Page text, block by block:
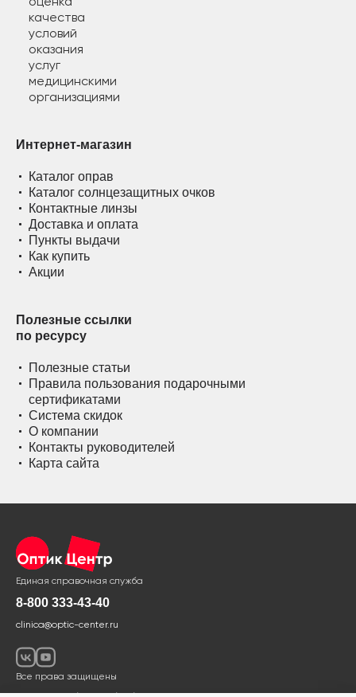
Интернет-магазин
Каталог оправ
Каталог солнцезащитных очков
Контактные линзы
Доставка и оплата
Пункты выдачи
Как купить
Акции
Полезные ссылки
по ресурсу
Полезные статьи
Правила пользования подарочными
сертификатами
Система скидок
О компании
Контакты руководителей
Карта сайта
Единая справочная служба
8-800 333-43-40
clinica@optic-center.ru
Все права защищены